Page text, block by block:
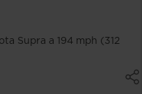
Supra a 194 mph (312